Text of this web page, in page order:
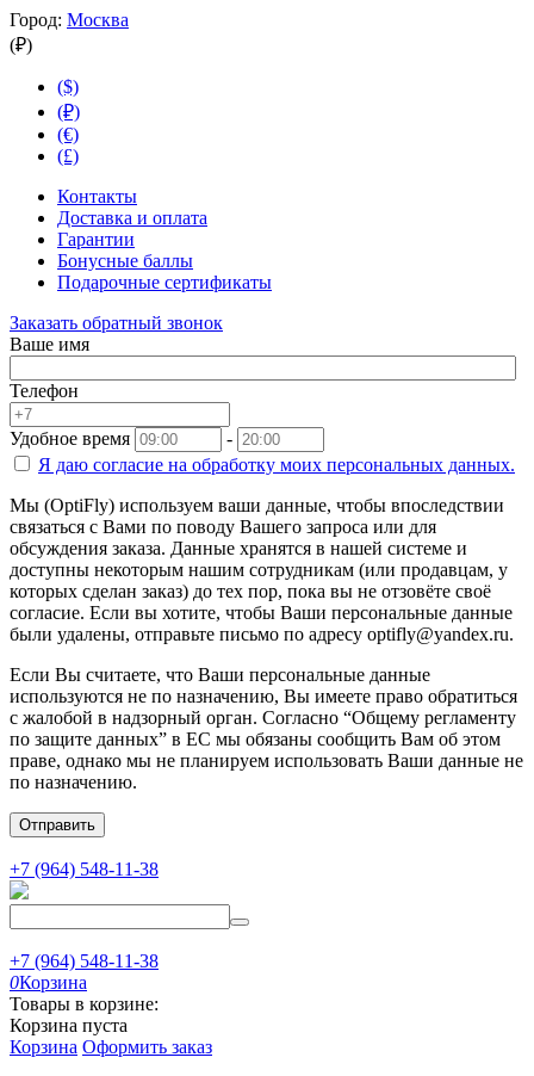
Город: Москва
(₽)
($)
(₽)
(€)
(£)
Контакты
Доставка и оплата
Гарантии
Бонусные баллы
Подарочные сертификаты
Заказать обратный звонок
Ваше имя
Телефон
Удобное время
-
Я даю согласие на обработку моих персональных данных.
Мы (OptiFly) используем ваши данные, чтобы впоследствии
связаться с Вами по поводу Вашего запроса или для
обсуждения заказа. Данные хранятся в нашей системе и
доступны некоторым нашим сотрудникам (или продавцам, у
которых сделан заказ) до тех пор, пока вы не отзовёте своё
согласие. Если вы хотите, чтобы Ваши персональные данные
были удалены, отправьте письмо по адресу optifly@yandex.ru.
Если Вы считаете, что Ваши персональные данные
используются не по назначению, Вы имеете право обратиться
с жалобой в надзорный орган. Согласно “Общему регламенту
по защите данных” в ЕС мы обязаны сообщить Вам об этом
праве, однако мы не планируем использовать Ваши данные не
по назначению.
Отправить
+7 (964) 548-11-38
+7 (964) 548-11-38
0Корзина
Товары в корзине:
Корзина пуста
Корзина Оформить заказ